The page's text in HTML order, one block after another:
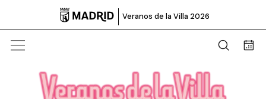
 Veranos de la Villa 2026
Abrir